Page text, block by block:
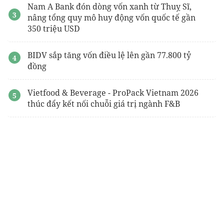
Nam A Bank đón dòng vốn xanh từ Thuỵ Sĩ,
nâng tổng quy mô huy động vốn quốc tế gần
350 triệu USD
BIDV sắp tăng vốn điều lệ lên gần 77.800 tỷ
đồng
Vietfood & Beverage - ProPack Vietnam 2026
thúc đẩy kết nối chuỗi giá trị ngành F&B